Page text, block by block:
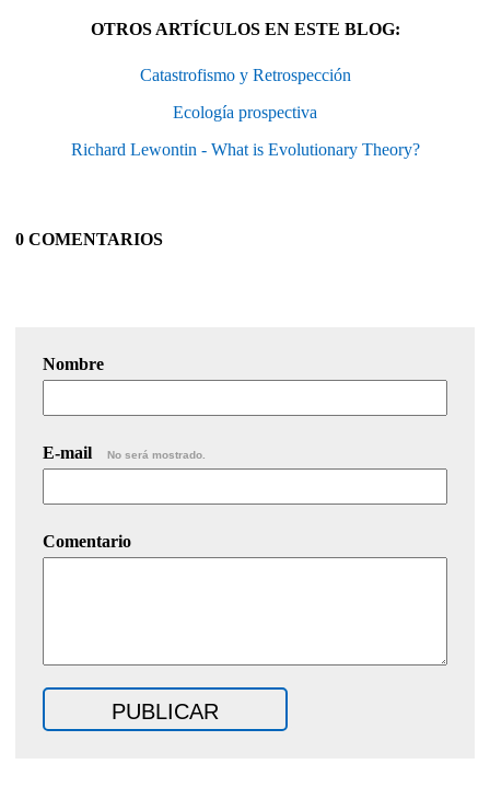
OTROS ARTÍCULOS EN ESTE BLOG:
Catastrofismo y Retrospección
Ecología prospectiva
Richard Lewontin - What is Evolutionary Theory?
0 COMENTARIOS
Nombre
E-mail No será mostrado.
Comentario